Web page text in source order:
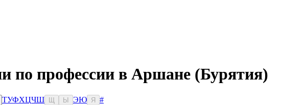
по профессии в Аршане (Бурятия)
ТУФХЦЧШ Ы ЭЮ Я
#